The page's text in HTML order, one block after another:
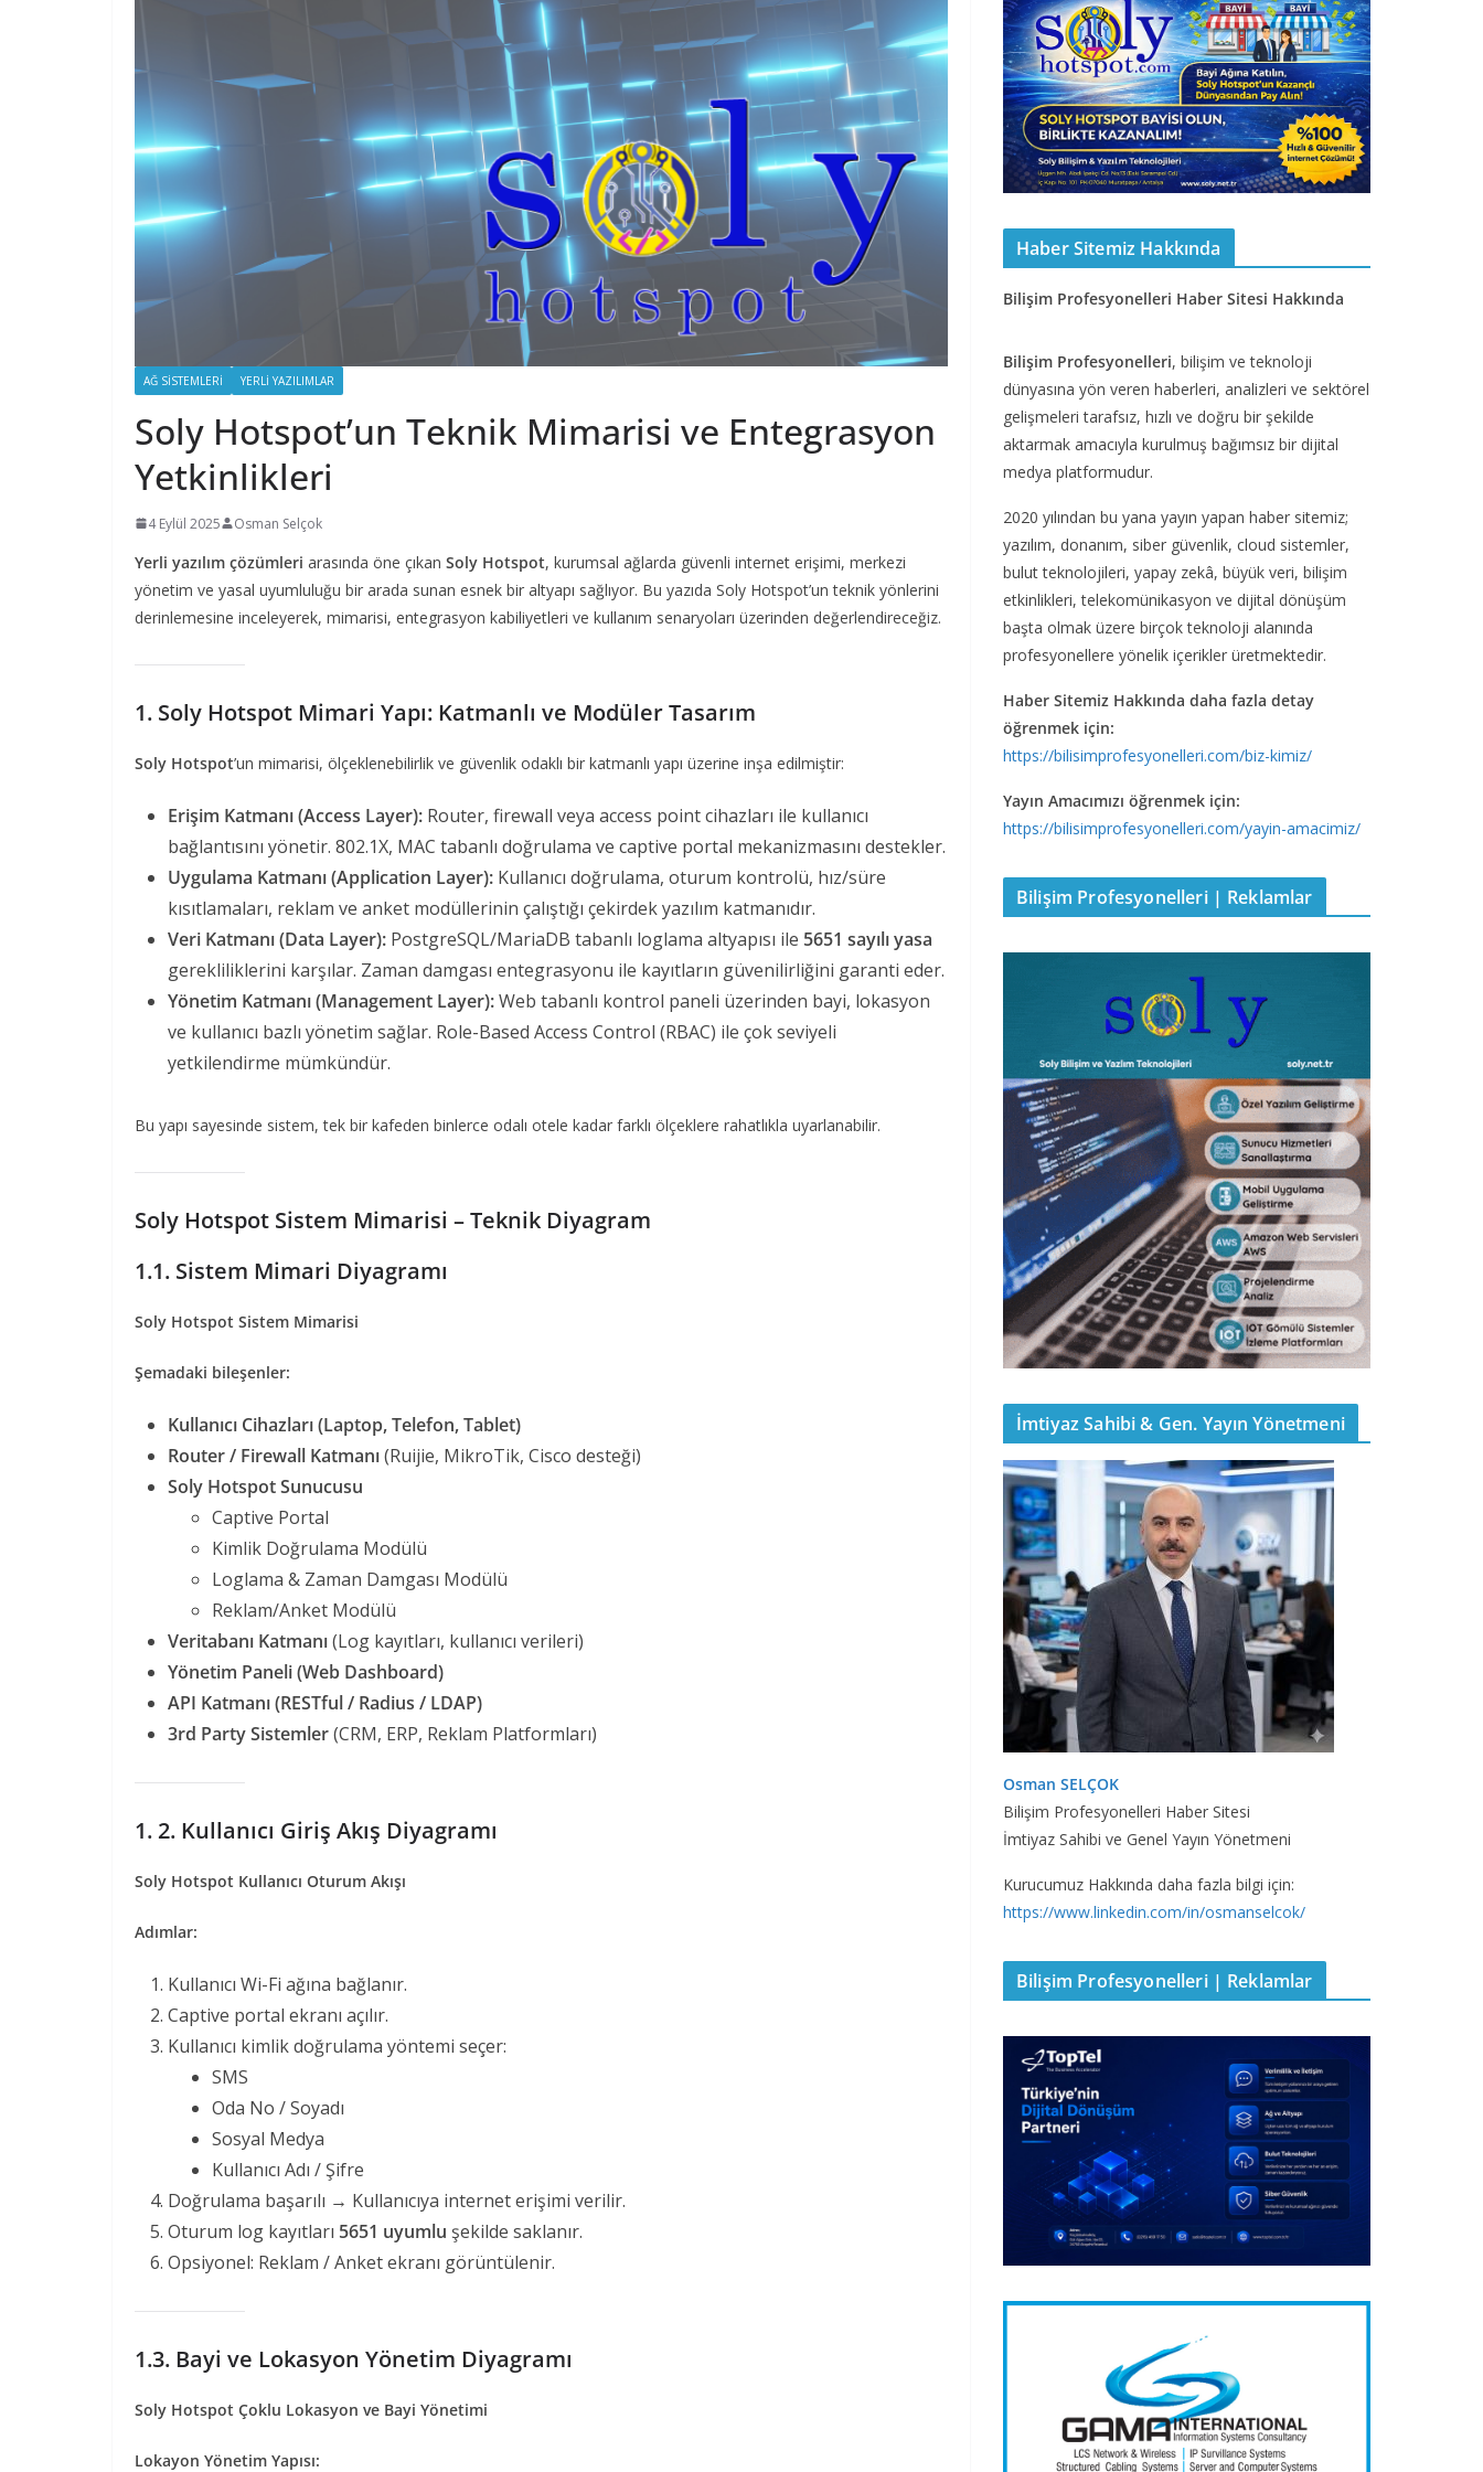
AĞ SISTEMLERI YERLI YAZILIMLAR
Soly Hotspot’un Teknik Mimarisi ve Entegrasyon
Yetkinlikleri
4 Eylül 2025 Osman Selçok
Yerli yazılım çözümleri arasında öne çıkan Soly Hotspot, kurumsal ağlarda güvenli internet erişimi, merkezi
yönetim ve yasal uyumluluğu bir arada sunan esnek bir altyapı sağlıyor. Bu yazıda Soly Hotspot’un teknik yönlerini
derinlemesine inceleyerek, mimarisi, entegrasyon kabiliyetleri ve kullanım senaryoları üzerinden değerlendireceğiz.
1. Soly Hotspot Mimari Yapı: Katmanlı ve Modüler Tasarım
Soly Hotspot’un mimarisi, ölçeklenebilirlik ve güvenlik odaklı bir katmanlı yapı üzerine inşa edilmiştir:
Erişim Katmanı (Access Layer): Router, firewall veya access point cihazları ile kullanıcı
bağlantısını yönetir. 802.1X, MAC tabanlı doğrulama ve captive portal mekanizmasını destekler.
Uygulama Katmanı (Application Layer): Kullanıcı doğrulama, oturum kontrolü, hız/süre
kısıtlamaları, reklam ve anket modüllerinin çalıştığı çekirdek yazılım katmanıdır.
Veri Katmanı (Data Layer): PostgreSQL/MariaDB tabanlı loglama altyapısı ile 5651 sayılı yasa
gerekliliklerini karşılar. Zaman damgası entegrasyonu ile kayıtların güvenilirliğini garanti eder.
Yönetim Katmanı (Management Layer):Web tabanlı kontrol paneli üzerinden bayi, lokasyon
ve kullanıcı bazlı yönetim sağlar. Role-Based Access Control (RBAC) ile çok seviyeli
yetkilendirme mümkündür.
Bu yapı sayesinde sistem, tek bir kafeden binlerce odalı otele kadar farklı ölçeklere rahatlıkla uyarlanabilir.
Soly Hotspot Sistem Mimarisi – Teknik Diyagram
1.1. Sistem Mimari Diyagramı
Soly Hotspot Sistem Mimarisi
Şemadaki bileşenler:
Kullanıcı Cihazları (Laptop, Telefon, Tablet)
Router / Firewall Katmanı(Ruijie, MikroTik, Cisco desteği)
Soly Hotspot Sunucusu
Captive Portal
Kimlik Doğrulama Modülü
Loglama & Zaman Damgası Modülü
Reklam/Anket Modülü
Veritabanı Katmanı(Log kayıtları, kullanıcı verileri)
Yönetim Paneli (Web Dashboard)
API Katmanı (RESTful / Radius / LDAP)
3rd Party Sistemler(CRM, ERP, Reklam Platformları)
1. 2. Kullanıcı Giriş Akış Diyagramı
Soly Hotspot Kullanıcı Oturum Akışı
Adımlar:
Kullanıcı Wi-Fi ağına bağlanır.
Captive portal ekranı açılır.
Kullanıcı kimlik doğrulama yöntemi seçer:
SMS
Oda No / Soyadı
Sosyal Medya
Kullanıcı Adı / Şifre
Doğrulama başarılı → Kullanıcıya internet erişimi verilir.
Oturum log kayıtları 5651 uyumlu şekilde saklanır.
Opsiyonel: Reklam / Anket ekranı görüntülenir.
1.3. Bayi ve Lokasyon Yönetim Diyagramı
Soly Hotspot Çoklu Lokasyon ve Bayi Yönetimi
Lokayon Yönetim Yapısı:
Haber Sitemiz Hakkında
Bilişim Profesyonelleri Haber Sitesi Hakkında
Bilişim Profesyonelleri, bilişim ve teknoloji
dünyasına yön veren haberleri, analizleri ve sektörel
gelişmeleri tarafsız, hızlı ve doğru bir şekilde
aktarmak amacıyla kurulmuş bağımsız bir dijital
medya platformudur.
2020 yılından bu yana yayın yapan haber sitemiz;
yazılım, donanım, siber güvenlik, cloud sistemler,
bulut teknolojileri, yapay zekâ, büyük veri, bilişim
etkinlikleri, telekomünikasyon ve dijital dönüşüm
başta olmak üzere birçok teknoloji alanında
profesyonellere yönelik içerikler üretmektedir.
Haber Sitemiz Hakkında daha fazla detay
öğrenmek için:
https://bilisimprofesyonelleri.com/biz-kimiz/
Yayın Amacımızı öğrenmek için:
https://bilisimprofesyonelleri.com/yayin-amacimiz/
Bilişim Profesyonelleri | Reklamlar
İmtiyaz Sahibi & Gen. Yayın Yönetmeni
Osman SELÇOK
Bilişim Profesyonelleri Haber Sitesi
İmtiyaz Sahibi ve Genel Yayın Yönetmeni
Kurucumuz Hakkında daha fazla bilgi için:
https://www.linkedin.com/in/osmanselcok/
Bilişim Profesyonelleri | Reklamlar